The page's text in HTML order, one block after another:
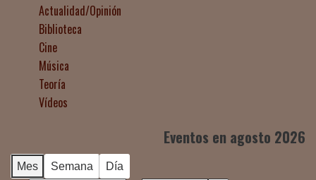
Actualidad/Opinión
Biblioteca
Cine
Música
Teoría
Vídeos
Eventos en agosto 2026
Mes Semana Día